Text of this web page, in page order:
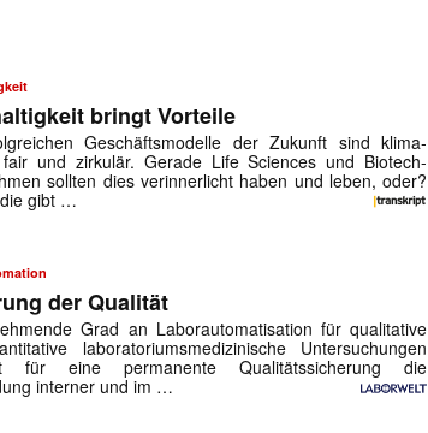
bringt Vorteile
Geschäftsmodelle der Zukunft sind klima­
und zirkulär. Gerade Life Sciences und Biotech-
sollten dies verinnerlicht haben und leben, oder?
gibt …
der Qualität
Grad an Laborautomatisation für qualitative
laboratoriumsmedizinische Untersuchungen
für eine permanente Qualitätssicherung die
interner und im …